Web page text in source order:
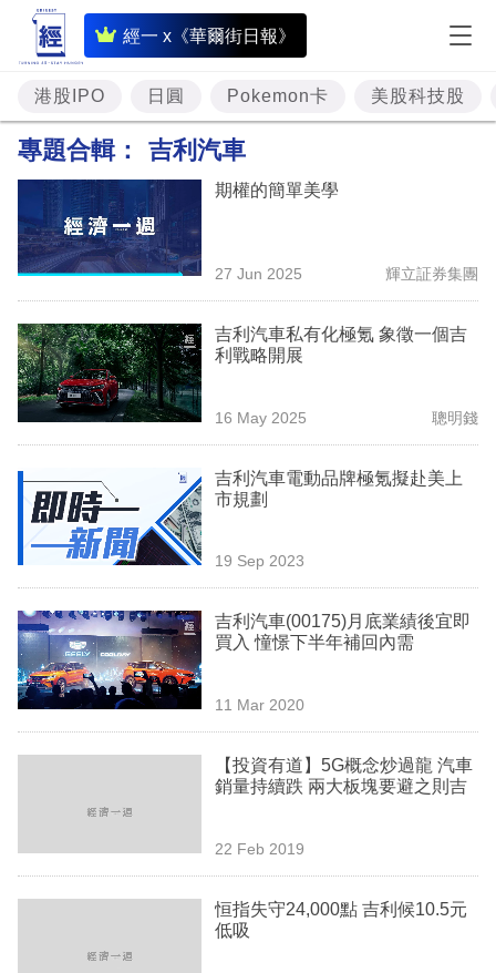
經一 x《華爾街日報》
即
時
財
經
題
投
資
樓
市
理
業
科
技
職
場
生
欄
港股IPO 日圓 Pokemon卡 美股科技股
專題合輯： 吉利汽車
期權的簡單美學
27 Jun 2025 輝立証券集團
吉利汽車私有化極氪 象徵一個吉
利戰略開展
16 May 2025 聰明錢
吉利汽車電動品牌極氪擬赴美上
市規劃
19 Sep 2023
吉利汽車(00175)月底業績後宜即
買入 憧憬下半年補回內需
11 Mar 2020
【投資有道】5G概念炒過龍 汽車
銷量持續跌 兩大板塊要避之則吉
22 Feb 2019
恒指失守24,000點 吉利候10.5元
低吸